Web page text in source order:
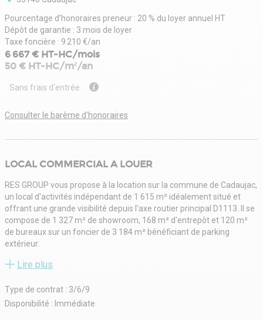
Pourcentage d'honoraires preneur : 20 % du loyer annuel HT
Dépôt de garantie : 3 mois de loyer
Taxe foncière : 9 210 €/an
6 667 € HT-HC/mois
50 € HT-HC/m²/an
Sans frais d'entrée
Consulter le barème d'honoraires
LOCAL COMMERCIAL A LOUER
RES GROUP vous propose à la location sur la commune de Cadaujac,
un local d'activités indépendant de 1 615 m² idéalement situé et
offrant une grande visibilité depuis l'axe routier principal D1113. Il se
compose de 1 327 m² de showroom, 168 m² d'entrepôt et 120 m²
de bureaux sur un foncier de 3 184 m² bénéficiant de parking
extérieur.
- Durée : 3/6/9 ans
- Fiscalité : TVA
- Indice : ILC
Lire plus
Type de contrat : 3/6/9
Disponibilité : Immédiate